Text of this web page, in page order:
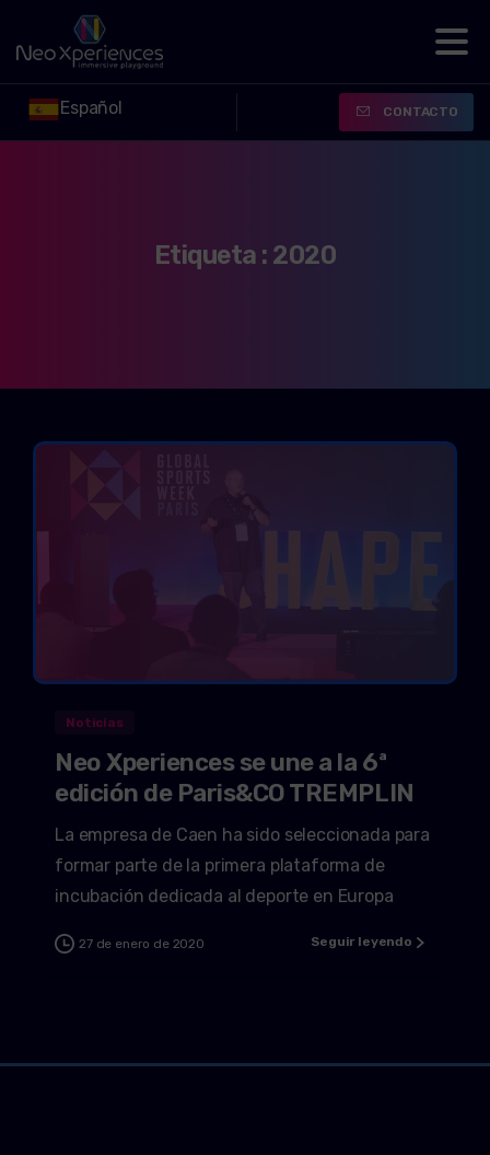
Español CONTACTO
Etiqueta : 2020
Noticias
Neo Xperiences se une a la 6ª
edición de Paris&CO TREMPLIN
La empresa de Caen ha sido seleccionada para
formar parte de la primera plataforma de
incubación dedicada al deporte en Europa
27 de enero de 2020 Seguir leyendo